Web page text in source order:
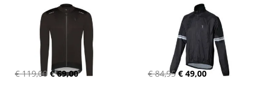
€ 119,00 € 69,00 € 84,95 € 49,00